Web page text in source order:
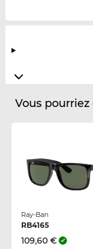
Vous
Ray-Ban
RB4165
109,60 €